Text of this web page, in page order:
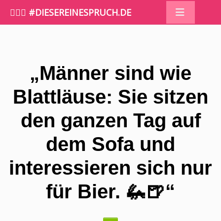
🤷🏼‍♀️ #DIESEREINESPRUCH.DE
„Männer sind wie
Blattläuse: Sie sitzen
den ganzen Tag auf
dem Sofa und
interessieren sich nur
für Bier. 🦗🍺“